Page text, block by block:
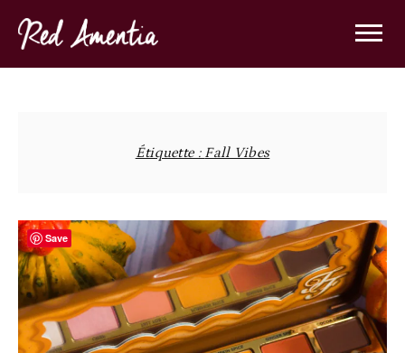
Étiquette : Fall Vibes
Save